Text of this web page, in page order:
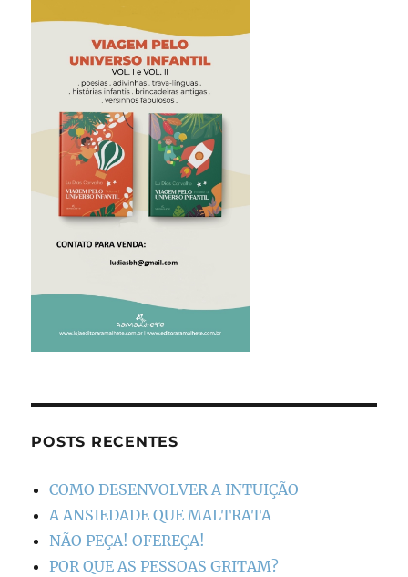
POSTS RECENTES
COMO DESENVOLVER A INTUIÇÃO
A ANSIEDADE QUE MALTRATA
NÃO PEÇA! OFEREÇA!
POR QUE AS PESSOAS GRITAM?